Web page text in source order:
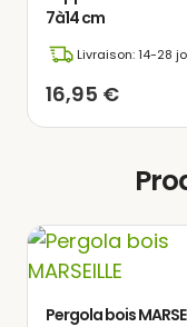
amis, pleins
moments de
parfaits pour
un
7à14 cm
Livraison: 14-28
16,95 €
Pergola bois